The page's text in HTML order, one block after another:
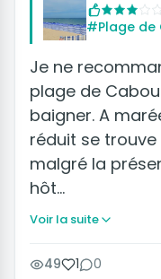
#Plage de
Je ne
plage de
baigner. A
réduit se trouve
malgré la
hôt…
Voir la suite
49 1 0